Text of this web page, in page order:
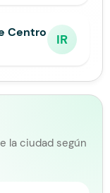
Centro
IR
la ciudad según